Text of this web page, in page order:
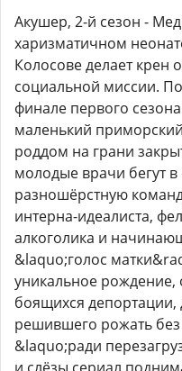
Акушер, 2-й сезон -
харизматичном
Колосове делает крен
социальной миссии.
финале первого
маленький
роддом на грани
молодые врачи бегут
разношёрстную
интерна-идеалиста,
алкоголика и
&laquo;голос
уникальное рождение,
боящихся
решившего рожать без
&laquo;ради